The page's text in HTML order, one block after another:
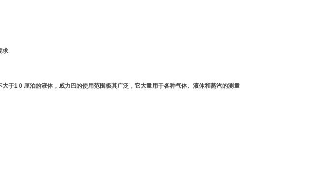
求
于1 0 厘泊的液体，威力巴的使用范围极其广泛，它大量用于各种气体、液体和蒸汽的测量